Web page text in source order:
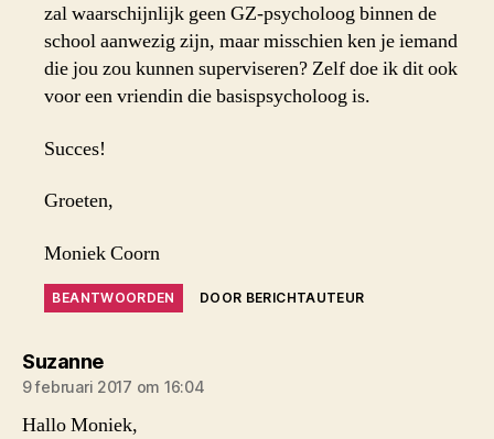
zal waarschijnlijk geen GZ-psycholoog binnen de
school aanwezig zijn, maar misschien ken je iemand
die jou zou kunnen superviseren? Zelf doe ik dit ook
voor een vriendin die basispsycholoog is.
Succes!
Groeten,
Moniek Coorn
BEANTWOORDEN DOOR BERICHTAUTEUR
Suzannezegt:
9 februari 2017 om 16:04
Hallo Moniek,